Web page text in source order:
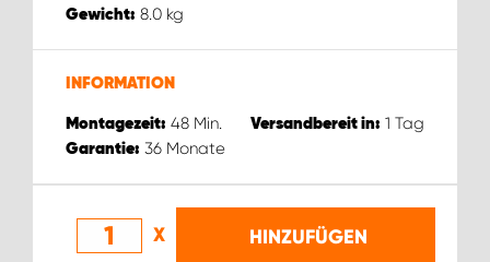
Gewicht: 8.0 kg
INFORMATION
Montagezeit: 48 Min. Versandbereit in: 1 Tag
Garantie: 36 Monate
X HINZUFÜGEN